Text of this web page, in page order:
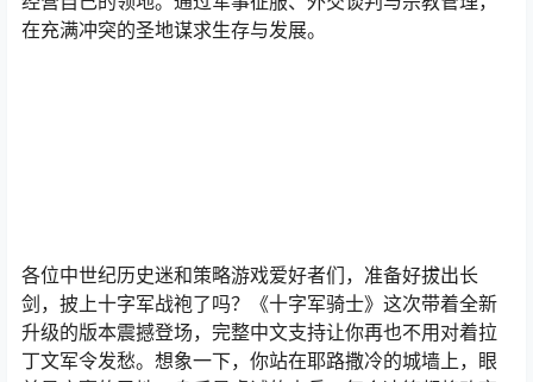
在充满冲突的圣地谋求生存与发展。
各位中世纪历史迷和策略游戏爱好者们，准备好拔出长
剑，披上十字军战袍了吗？《十字军骑士》这次带着全新
升级的版本震撼登场，完整中文支持让你再也不用对着拉
丁文军令发愁。想象一下，你站在耶路撒冷的城墙上，眼